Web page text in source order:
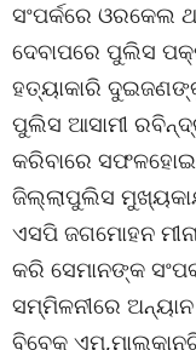
ସଂପର୍କରେ ଓରକେଲ
ଦେବାପରେ ପୁଲିସ
ହତ୍ୟାକାରି
ପୁଲିସ ଆସାମୀ
କରିବାରେ
ଜିଲ୍ଲାପୁଲିସ
ଏସପି ଜଗମୋହନ
କରି ସେମାନଙ୍କ
ସମ୍ମିଳନୀରେ
ବିବେକ